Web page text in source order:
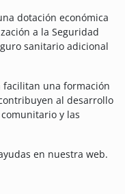
dotación económica
a la Seguridad
sanitario adicional
facilitan una formación
al desarrollo
y las
en nuestra web.